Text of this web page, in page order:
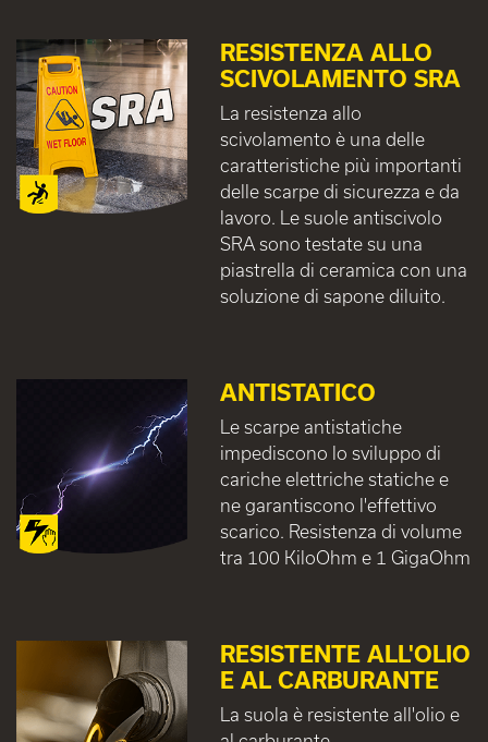
RESISTENZA ALLO
SCIVOLAMENTO SRA
La resistenza allo
scivolamento è una delle
caratteristiche più importanti
delle scarpe di sicurezza e da
lavoro. Le suole antiscivolo
SRA sono testate su una
piastrella di ceramica con una
soluzione di sapone diluito.
ANTISTATICO
Le scarpe antistatiche
impediscono lo sviluppo di
cariche elettriche statiche e
ne garantiscono l'effettivo
scarico. Resistenza di volume
tra 100 KiloOhm e 1 GigaOhm
RESISTENTE ALL'OLIO
E AL CARBURANTE
La suola è resistente all'olio e